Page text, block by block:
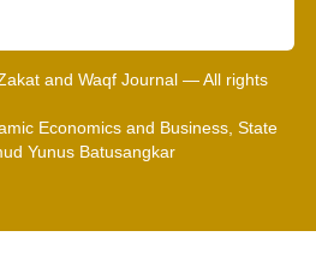
and Waqf Journal — All rights
Economics and Business, State
Yunus Batusangkar